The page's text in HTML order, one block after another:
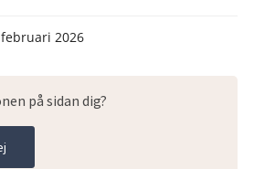
2026
på sidan dig?